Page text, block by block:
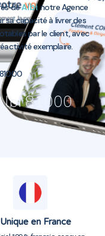
deAlbi, notre Agence
sa capacité à livrer des
par le client, avec
exemplaire.
81000
Unique en France